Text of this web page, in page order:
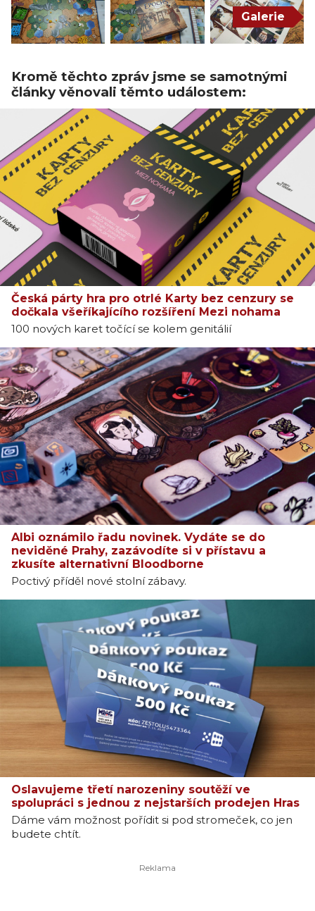
Galerie
Kromě těchto zpráv jsme se samotnými
články věnovali těmto událostem:
Česká párty hra pro otrlé Karty bez cenzury se
dočkala všeříkajícího rozšíření Mezi nohama
100 nových karet točící se kolem genitálií
Albi oznámilo řadu novinek. Vydáte se do
neviděné Prahy, zazávodíte si v přístavu a
zkusíte alternativní Bloodborne
Poctivý příděl nové stolní zábavy.
Oslavujeme třetí narozeniny soutěží ve
spolupráci s jednou z nejstarších prodejen Hras
Dáme vám možnost pořídit si pod stromeček, co jen
budete chtít.